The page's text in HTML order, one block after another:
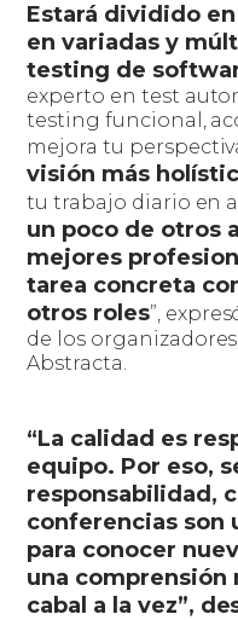
Estará dividido
en variadas y
testing de
experto en test
testing funcional,
mejora tu
visión más
tu trabajo diario en
un poco de otros
mejores
tarea concreta
otros roles”,
de los
Abstracta.
“La calidad es
equipo. Por eso,
responsabilidad,
conferencias son
para conocer
una comprensión
cabal a la vez”,